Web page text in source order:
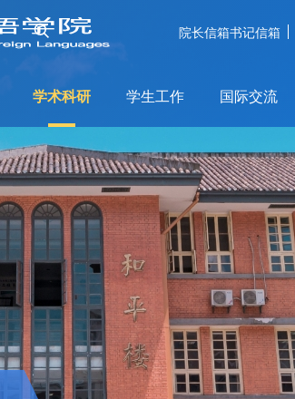
院长信箱书记信箱
学术科研 学生工作 国际交流